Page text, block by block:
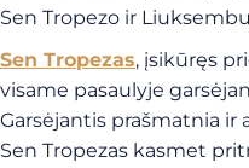
Sen Tropezo ir
Sen Tropezas, įsikūręs
visame pasaulyje
Garsėjantis prašmatnia ir
Sen Tropezas kasmet